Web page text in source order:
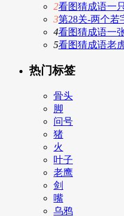
2看图猜成语一
3第28关-两个若
4看图猜成语一
5看图猜成语老
热门标签
骨头
脚
问号
猪
火
叶子
老鹰
剑
嘴
乌鸦